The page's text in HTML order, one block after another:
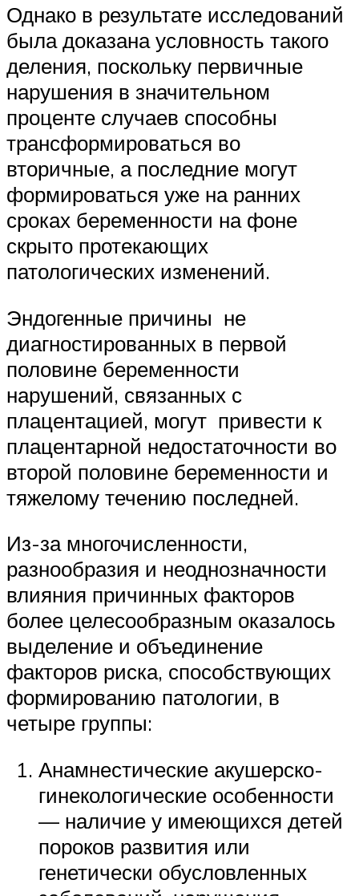
Однако в результате исследований
была доказана условность такого
деления, поскольку первичные
нарушения в значительном
проценте случаев способны
трансформироваться во
вторичные, а последние могут
формироваться уже на ранних
сроках беременности на фоне
скрыто протекающих
патологических изменений.
Эндогенные причины не
диагностированных в первой
половине беременности
нарушений, связанных с
плацентацией, могут привести к
плацентарной недостаточности во
второй половине беременности и
тяжелому течению последней.
Из-за многочисленности,
разнообразия и неоднозначности
влияния причинных факторов
более целесообразным оказалось
выделение и объединение
факторов риска, способствующих
формированию патологии, в
четыре группы:
Анамнестические акушерско-
гинекологические особенности
— наличие у имеющихся детей
пороков развития или
генетически обусловленных